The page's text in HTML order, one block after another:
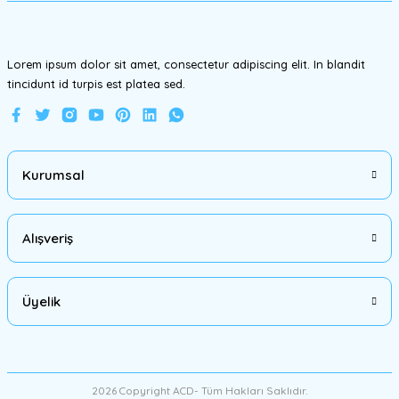
Lorem ipsum dolor sit amet, consectetur adipiscing elit. In blandit
tincidunt id turpis est platea sed.
Kurumsal
Alışveriş
Üyelik
2026 Copyright ACD- Tüm Hakları Saklıdır.